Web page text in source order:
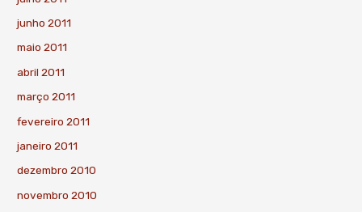
junho 2011
maio 2011
abril 2011
março 2011
fevereiro 2011
janeiro 2011
dezembro 2010
novembro 2010